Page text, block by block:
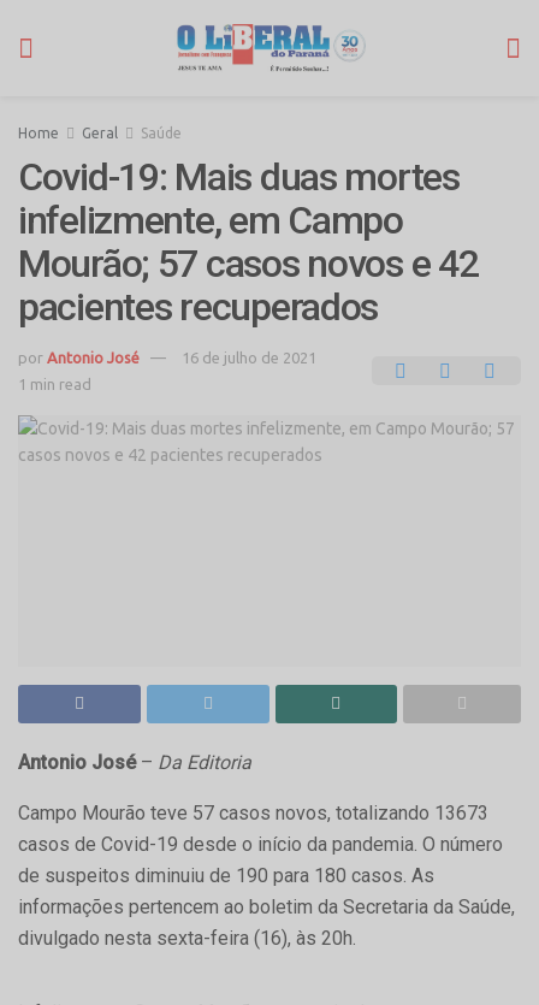
Home Geral Saúde
Covid-19: Mais duas mortes
infelizmente, em Campo
Mourão; 57 casos novos e 42
pacientes recuperados
por Antonio José
16 de julho de 2021
1 min read
Antonio José– Da Editoria
Campo Mourão teve 57 casos novos, totalizando 13673
casos de Covid-19 desde o início da pandemia. O número
de suspeitos diminuiu de 190 para 180 casos. As
informações pertencem ao boletim da Secretaria da Saúde,
divulgado nesta sexta-feira (16), às 20h.